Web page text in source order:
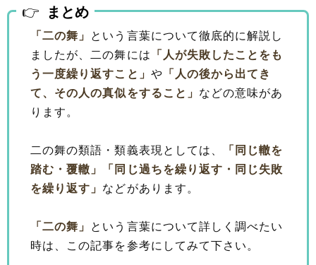
まとめ
「二の舞」 という言葉について徹底的に解説し
ましたが、二の舞には 「人が失敗したことをも
う一度繰り返すこと」 や 「人の後から出てき
て、その人の真似をすること」 などの意味があ
ります。
二の舞の類語・類義表現としては、
「同じ轍を
踏む・覆轍」
「同じ過ちを繰り返す・同じ失敗
を繰り返す」 などがあります。
「二の舞」 という言葉について詳しく調べたい
時は、この記事を参考にしてみて下さい。